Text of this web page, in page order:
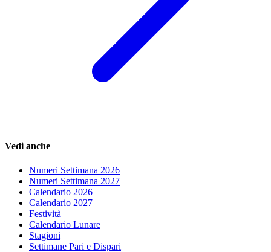
Vedi anche
Numeri Settimana 2026
Numeri Settimana 2027
Calendario 2026
Calendario 2027
Festività
Calendario Lunare
Stagioni
Settimane Pari e Dispari